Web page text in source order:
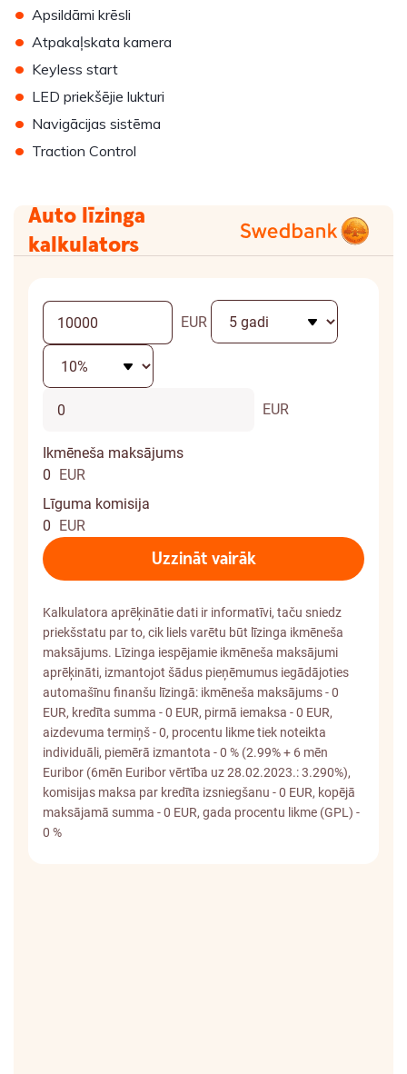
• Apsildāmi krēsli
• Atpakaļskata kamera
• Keyless start
• LED priekšējie lukturi
• Navigācijas sistēma
• Traction Control